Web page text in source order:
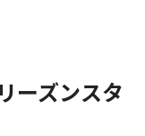
ーズンスタ